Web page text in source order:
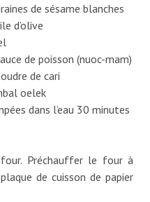
de sésame blanches
d’olive
de poisson (nuoc-mam)
de cari
oelek
dans l’eau 30 minutes
Préchauffer le four à
de cuisson de papier